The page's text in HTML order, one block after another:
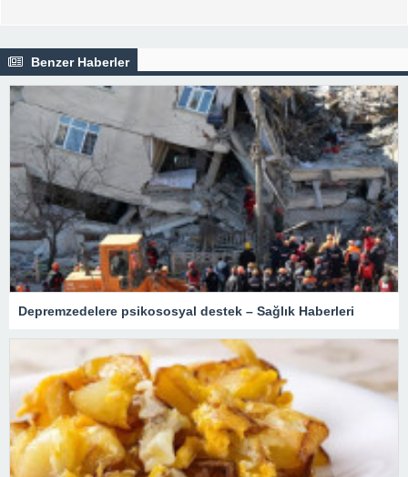
Benzer Haberler
Depremzedelere psikososyal destek – Sağlık Haberleri